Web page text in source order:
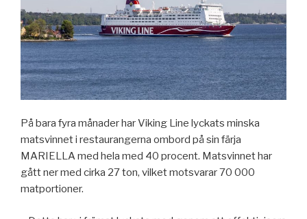
På bara fyra månader har Viking Line lyckats minska
matsvinnet i restaurangerna ombord på sin färja
MARIELLA med hela med 40 procent. Matsvinnet har
gått ner med cirka 27 ton, vilket motsvarar 70 000
matportioner.